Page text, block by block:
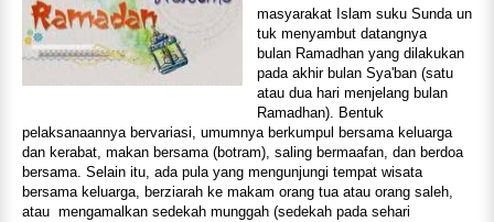
masyarakat Islam suku Sunda un
tuk menyambut datangnya
bulan Ramadhan yang dilakukan
pada akhir bulan Sya'ban (satu
atau dua hari menjelang bulan
Ramadhan). Bentuk
pelaksanaannya bervariasi, umumnya berkumpul bersama keluarga
dan kerabat, makan bersama (botram), saling bermaafan, dan berdoa
bersama. Selain itu, ada pula yang mengunjungi tempat wisata
bersama keluarga, berziarah ke makam orang tua atau orang saleh,
atau mengamalkan sedekah munggah (sedekah pada sehari